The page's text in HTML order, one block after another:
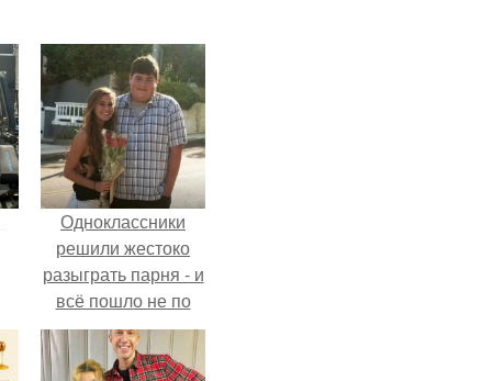
Одноклассники
решили жестоко
разыграть парня - и
всё пошло не по
плану.